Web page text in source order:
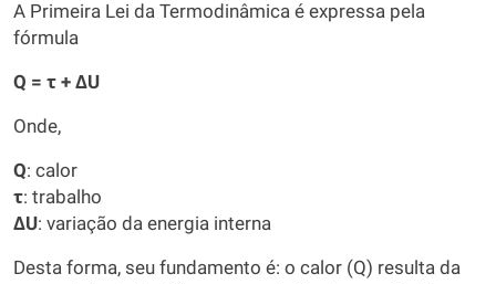
A Primeira Lei da Termodinâmica é expressa pela
fórmula
Q = τ + ΔU
Onde,
Q: calor
τ: trabalho
ΔU: variação da energia interna
Desta forma, seu fundamento é: o calor (Q) resulta da